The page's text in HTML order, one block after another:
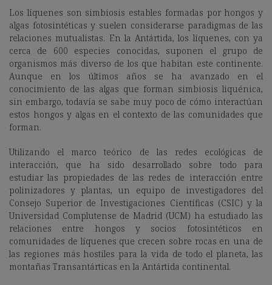
Los líquenes son simbiosis estables formadas por hongos y
algas fotosintéticas y suelen considerarse paradigmas de las
relaciones mutualistas. En la Antártida, los líquenes, con ya
cerca de 600 especies conocidas, suponen el grupo de
organismos más diverso de los que habitan este continente.
Aunque en los últimos años se ha avanzado en el
conocimiento de las algas que forman simbiosis liquénica,
sin embargo, todavía se sabe muy poco de cómo interactúan
estos hongos y algas en el contexto de las comunidades que
forman.
Utilizando el marco teórico de las redes ecológicas de
interacción, que ha sido desarrollado sobre todo para
estudiar las propiedades de las redes de interacción entre
polinizadores y plantas, un equipo de investigadores del
Consejo Superior de Investigaciones Científicas (CSIC) y la
Universidad Complutense de Madrid (UCM) ha estudiado las
relaciones entre hongos y socios fotosintéticos en
comunidades de líquenes que crecen sobre rocas en una de
las regiones más hostiles para la vida de todo el planeta, las
montañas Transantárticas en la Antártida continental.